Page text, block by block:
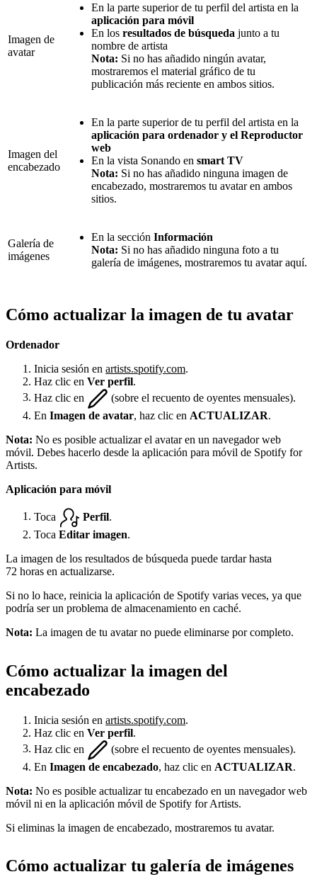
Imagen de
avatar
En la parte superior de tu perfil del artista en la
aplicación para móvil
En los resultados de búsqueda junto a tu
nombre de artista
Nota: Si no has añadido ningún avatar,
mostraremos el material gráfico de tu
publicación más reciente en ambos sitios.
Imagen del
encabezado
En la parte superior de tu perfil del artista en la
aplicación para ordenador y el Reproductor
web
En la vista Sonando en smart TV
Nota: Si no has añadido ninguna imagen de
encabezado, mostraremos tu avatar en ambos
sitios.
Galería de
imágenes
En la sección Información
Nota: Si no has añadido ninguna foto a tu
galería de imágenes, mostraremos tu avatar aquí.
Cómo actualizar la imagen de tu avatar
Ordenador
Inicia sesión en artists.spotify.com.
Haz clic en Ver perfil.
Haz clic en
(sobre el recuento de oyentes mensuales).
En Imagen de avatar, haz clic en ACTUALIZAR.
Nota: No es posible actualizar el avatar en un navegador web
móvil. Debes hacerlo desde la aplicación para móvil de Spotify for
Artists.
Aplicación para móvil
Toca Perfil
Toca Editar imagen.
La imagen de los resultados de búsqueda puede tardar hasta
72 horas en actualizarse.
Si no lo hace, reinicia la aplicación de Spotify varias veces, ya que
podría ser un problema de almacenamiento en caché.
Nota: La imagen de tu avatar no puede eliminarse por completo.
Cómo actualizar la imagen del
encabezado
Inicia sesión en artists.spotify.com.
Haz clic en Ver perfil.
Haz clic en
(sobre el recuento de oyentes mensuales).
En Imagen de encabezado, haz clic en ACTUALIZAR.
Nota: No es posible actualizar tu encabezado en un navegador web
móvil ni en la aplicación móvil de Spotify for Artists.
Si eliminas la imagen de encabezado, mostraremos tu avatar.
Cómo actualizar tu galería de imágenes